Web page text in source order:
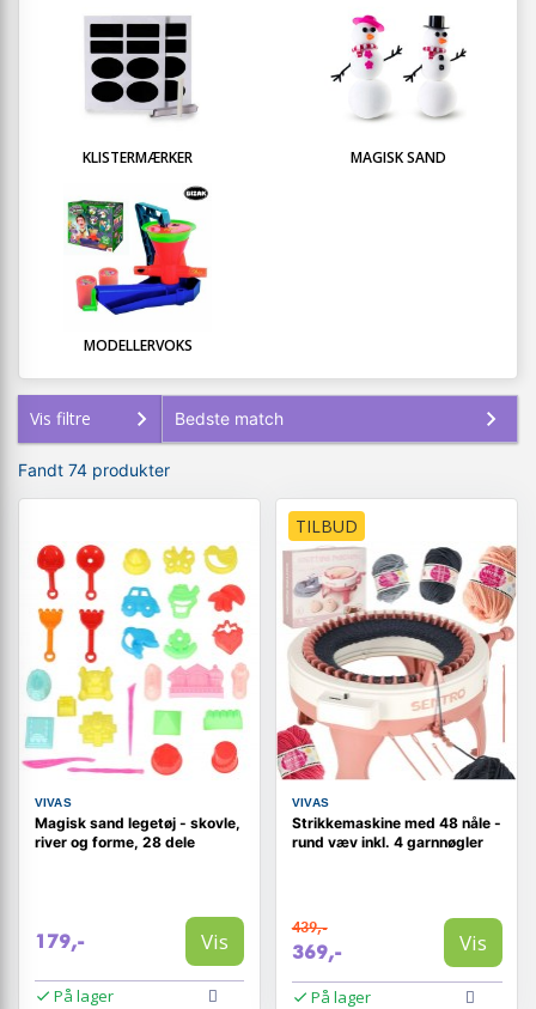
KLISTERMÆRKER MAGISK SAND
MODELLERVOKS
Vis filtre
Fandt 74 produkter
VIVAS
Magisk sand legetøj - skovle,
river og forme, 28 dele
179,- Vis
På lager
TILBUD
VIVAS
Strikkemaskine med 48 nåle -
rund væv inkl. 4 garnnøgler
439,-
369,- Vis
På lager